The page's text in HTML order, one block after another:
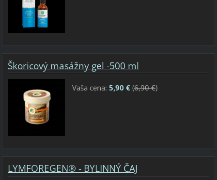
Škoricový masážny gel -500 ml
Vaša cena: 5,90 €(6,90 €)
LYMFOREGEN® - BYLINNÝ ČAJ